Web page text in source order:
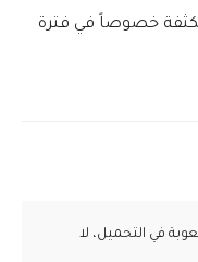
خصوصاً في فترة
في التحميل، لا